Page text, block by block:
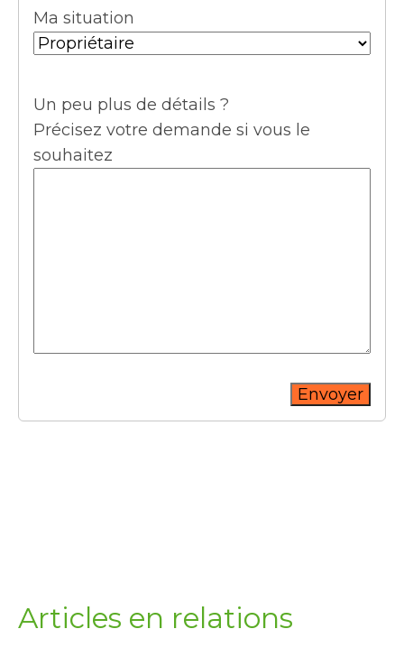
Ma situation
Un peu plus de détails ?
Précisez votre demande si vous le
souhaitez
Envoyer
Articles en relations